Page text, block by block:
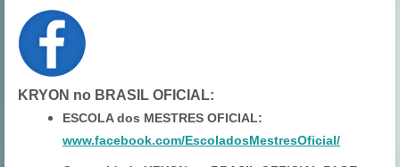
KRYON no BRASIL OFICIAL:
ESCOLA dos MESTRES OFICIAL:
www.facebook.com/EscoladosMestresOficial/